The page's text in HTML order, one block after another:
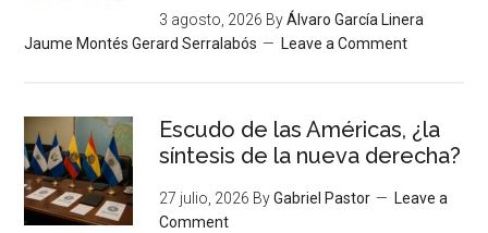
3 agosto, 2026 ByÁlvaro García Linera
Jaume Montés Gerard Serralabós
Leave a Comment
Escudo de las Américas, ¿la
síntesis de la nueva derecha?
27 julio, 2026 ByGabriel Pastor
Leave a
Comment